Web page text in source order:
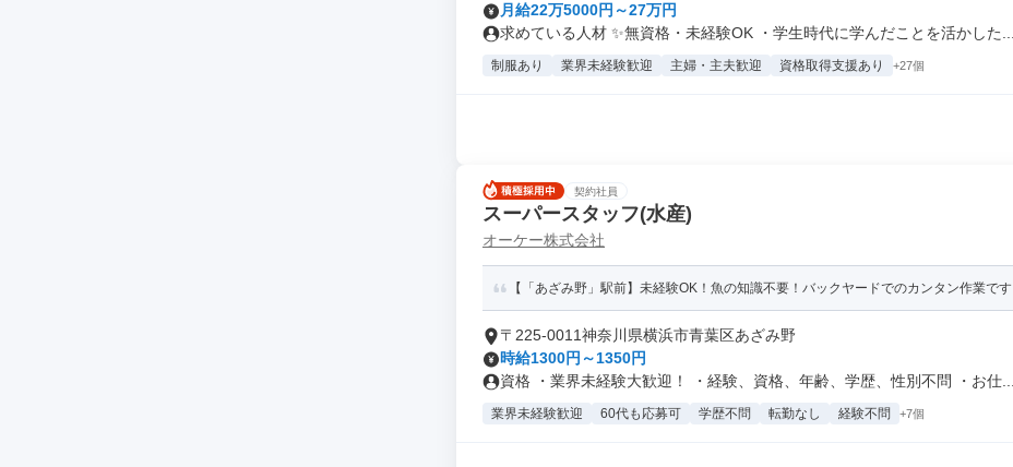
月給22万5000円～27万円
求めている人材 ✨無資格・未経験OK ・学生時代に学んだことを活かした...
制服あり 業界未経験歓迎 主婦・主夫歓迎 資格取得支援あり +27個
契約社員
スーパースタッフ(水産)
オーケー株式会社
【「あざみ野」駅前】未経験OK！魚の知識不要！バックヤードでのカンタン作業です
〒225-0011神奈川県横浜市青葉区あざみ野
時給1300円～1350円
資格 ・業界未経験大歓迎！ ・経験、資格、年齢、学歴、性別不問 ・お仕...
業界未経験歓迎 60代も応募可 学歴不問 転勤なし 経験不問 +7個